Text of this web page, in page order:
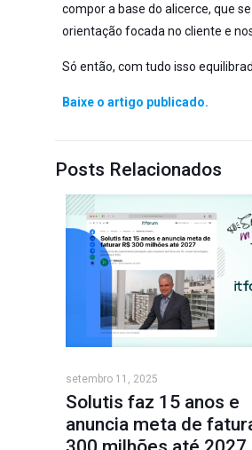
compor a base do alicerce, que
orientação focada no cliente e
Só então, com tudo isso
Baixe o artigo publicado.
Posts Relacionados
setembro 11, 2025
Solutis faz 15 anos e
anuncia meta de